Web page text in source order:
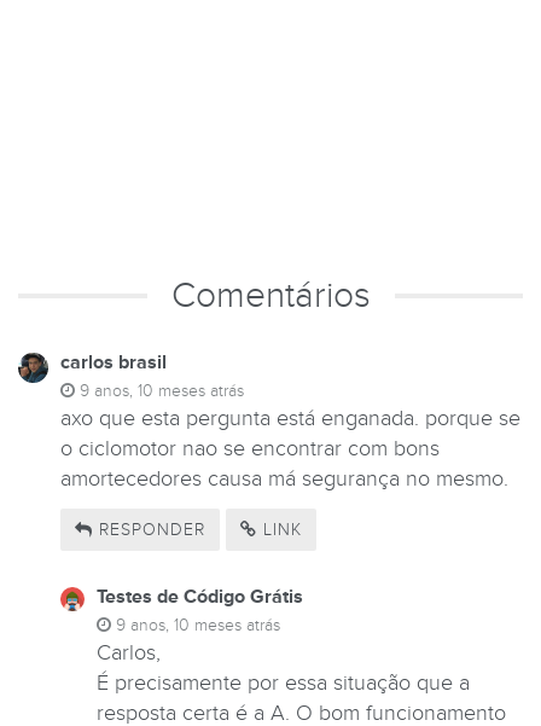
Comentários
carlos brasil
9 anos, 10 meses atrás
axo que esta pergunta está enganada. porque se
o ciclomotor nao se encontrar com bons
amortecedores causa má segurança no mesmo.
RESPONDER LINK
Testes de Código Grátis
9 anos, 10 meses atrás
Carlos,
É precisamente por essa situação que a
resposta certa é a A. O bom funcionamento